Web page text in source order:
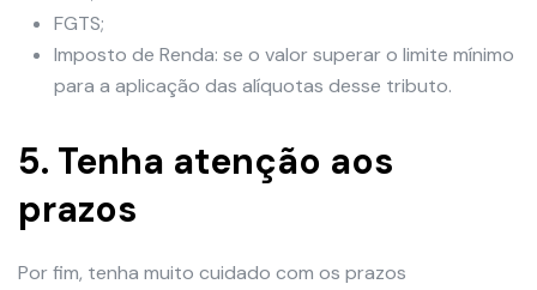
FGTS;
Imposto de Renda: se o valor superar o limite mínimo
para a aplicação das alíquotas desse tributo.
5. Tenha atenção aos
prazos
Por fim, tenha muito cuidado com os prazos